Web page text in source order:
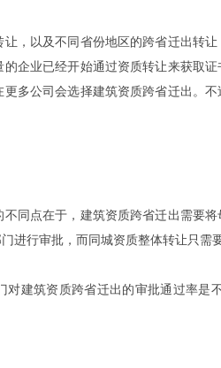
以及不同省份地区的跨省迁出转让
企业已经开始通过资质转让来获取
多公司会选择建筑资质跨省迁出。
点在于，建筑资质跨省迁出需要将
进行审批，而同城资质整体转让只需
建筑资质跨省迁出的审批通过率是